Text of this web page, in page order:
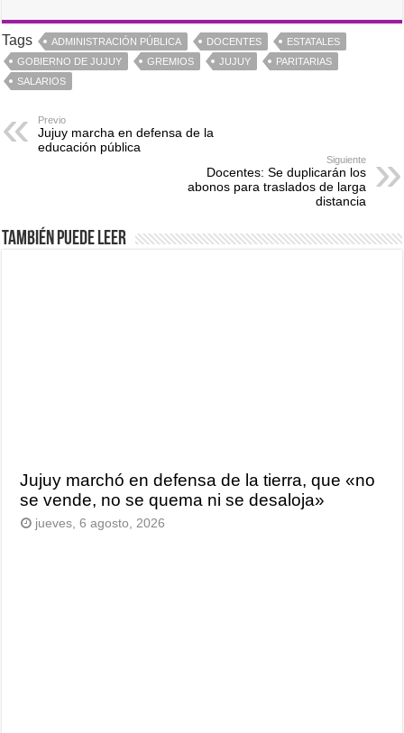
Tags ADMINISTRACIÓN PÚBLICA DOCENTES
ESTATALES
GOBIERNO DE JUJUY
GREMIOS JUJUY
PARITARIAS
SALARIOS
Previo
Jujuy marcha en defensa de la
educación pública
Siguiente
Docentes: Se duplicarán los
abonos para traslados de larga
distancia
También puede leer
Jujuy marchó en defensa de la tierra, que «no
se vende, no se quema ni se desaloja»
jueves, 6 agosto, 2026